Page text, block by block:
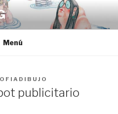
Menú
publicitario